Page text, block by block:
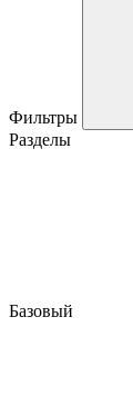
Фильтры
Разделы
Базовый